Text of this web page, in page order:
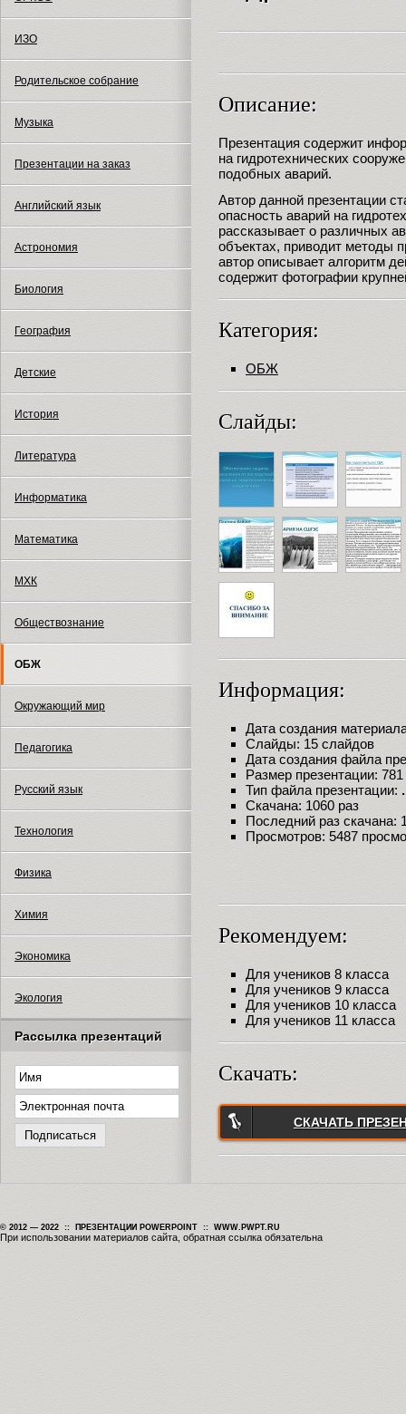
ИЗО
Родительское собрание
Музыка
Презентации на заказ
Английский язык
Астрономия
Биология
География
Детские
История
Литература
Информатика
Математика
МХК
Обществознание
ОБЖ
Окружающий мир
Педагогика
Русский язык
Технология
Физика
Химия
Экономика
Экология
Рассылка презентаций
Описание:
Презентация содержит
на гидротехнических
подобных аварий.
Автор данной презентации
опасность аварий на
рассказывает о различных
объектах, приводит методы
автор описывает алгоритм
содержит фотографии
Категория:
ОБЖ
Слайды:
Информация:
Дата создания
Слайды: 15 слайдов
Дата создания файла
Размер презентации:
Тип файла презентации:
Скачана: 1060 раз
Последний раз скачана:
Просмотров: 5487
Рекомендуем:
Для учеников 8 класса
Для учеников 9 класса
Для учеников 10 класса
Для учеников 11 класса
Скачать:
СКАЧАТЬ
© 2012 — 2022 :: ПРЕЗЕНТАЦИИ POWERPOINT :: WWW.PWPT.RU
При использовании материалов сайта, обратная ссылка обязательна